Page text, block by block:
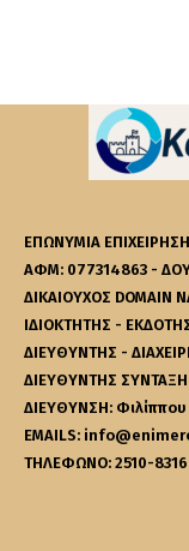
ΕΠΩΝΥΜΙΑ
ΑΦΜ: 077314863 -
ΔΙΚΑΙΟΥΧΟΣ DOMAIN
ΙΔΙΟΚΤΗΤΗΣ -
ΔΙΕΥΘΥΝΤΗΣ -
ΔΙΕΥΘΥΝΤΗΣ
ΔΙΕΥΘΥΝΣΗ:
EMAILS:
ΤΗΛΕΦΩΝΟ: 2510-